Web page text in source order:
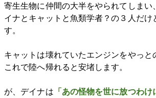
寄生生物に仲間の大半をやられてしまい
イナとキャットと魚類学者？の３人だけ
す。
キャットは壊れていたエンジンをやっと
これで陸へ帰れると安堵します。
が、デイナは 「あの怪物を世に放つわ